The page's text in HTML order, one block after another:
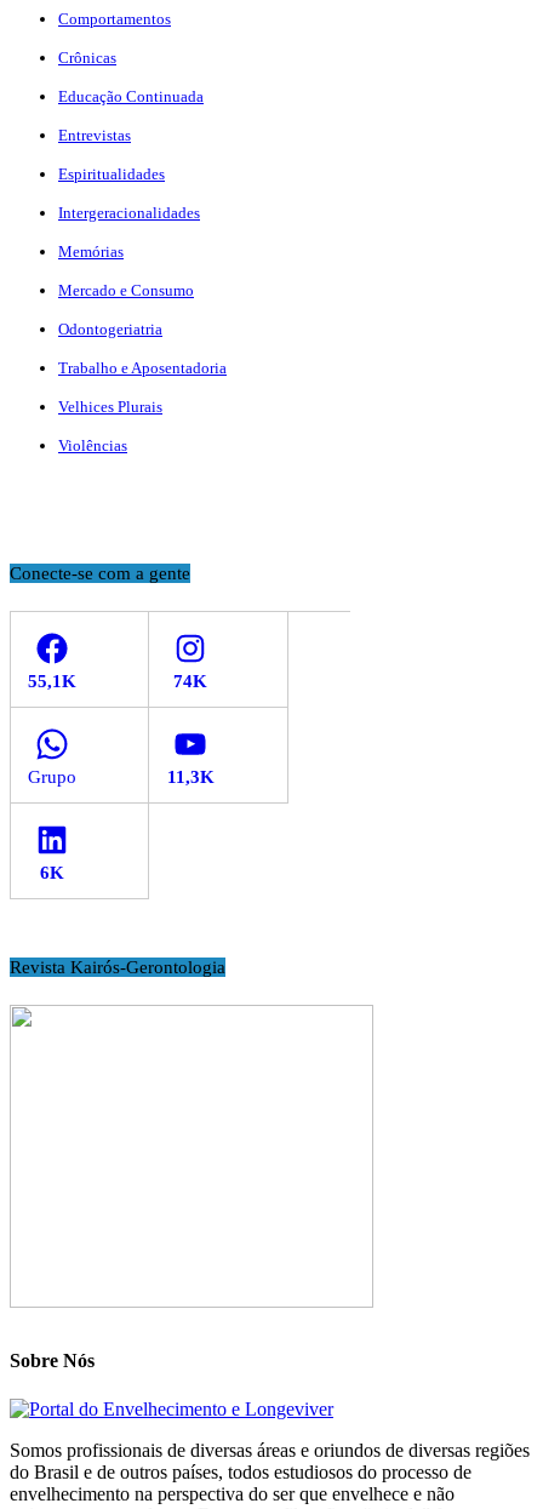
Comportamentos
Crônicas
Educação Continuada
Entrevistas
Espiritualidades
Intergeracionalidades
Memórias
Mercado e Consumo
Odontogeriatria
Trabalho e Aposentadoria
Velhices Plurais
Violências
Conecte-se com a gente
Facebook Instagram
WhatsApp YouTube
LinkedIn
Revista Kairós-Gerontologia
Sobre Nós
Somos profissionais de diversas áreas e oriundos de diversas regiões
do Brasil e de outros países, todos estudiosos do processo de
envelhecimento na perspectiva do ser que envelhece e não